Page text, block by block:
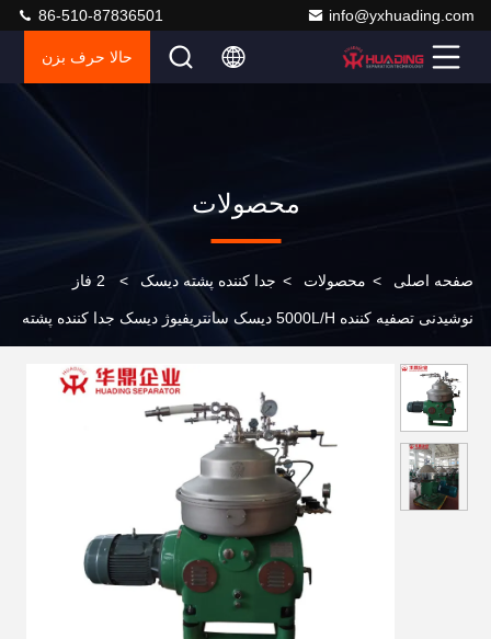
info@yxhuading.com
86-510-87836501
حالا حرف بزن
محصولات
صفحه اصلی > محصولات > جدا کننده پشته دیسک > 2 فاز
نوشیدنی تصفیه کننده 5000L/H دیسک سانتریفیوژ دیسک جدا کننده پشته